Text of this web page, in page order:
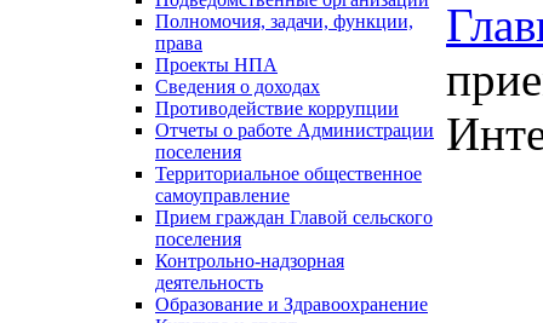
Полномочия, задачи, функции,
права
Проекты НПА
Сведения о доходах
Противодействие коррупции
Отчеты о работе Администрации
поселения
Территориальное общественное
самоуправление
Прием граждан Главой сельского
поселения
Контрольно-надзорная
деятельность
Образование и Здравоохранение